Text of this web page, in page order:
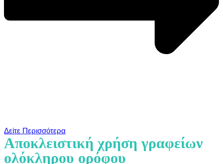
Δείτε Περισσότερα
Αποκλειστική χρήση γραφείων
ολόκληρου ορόφου